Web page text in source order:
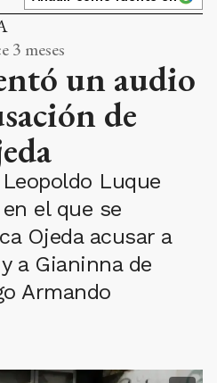
3 meses
un audio
de
Luque
el que se
Ojeda acusar a
a Gianinna de
Armando